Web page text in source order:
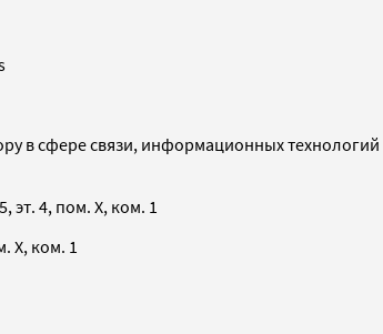
в сфере связи, информационных
эт. 4, пом. X, ком. 1
X, ком. 1